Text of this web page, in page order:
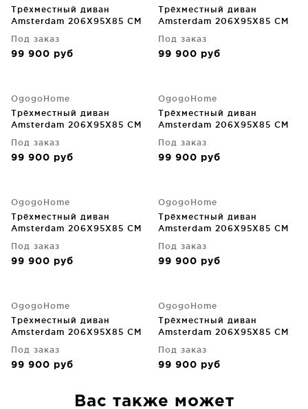
Трёхместный диван
Amsterdam 206X95X85 CM
Под заказ
99 900 руб
Трёхместный диван
Amsterdam 206X95X85 CM
Под заказ
99 900 руб
OgogoHome
Трёхместный диван
Amsterdam 206X95X85 CM
Под заказ
99 900 руб
OgogoHome
Трёхместный диван
Amsterdam 206X95X85 CM
Под заказ
99 900 руб
OgogoHome
Трёхместный диван
Amsterdam 206X95X85 CM
Под заказ
99 900 руб
OgogoHome
Трёхместный диван
Amsterdam 206X95X85 CM
Под заказ
99 900 руб
OgogoHome
Трёхместный диван
Amsterdam 206X95X85 CM
Под заказ
99 900 руб
OgogoHome
Трёхместный диван
Amsterdam 206X95X85 CM
Под заказ
99 900 руб
Вас также может